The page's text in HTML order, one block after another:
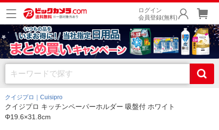
ログイン
会員登録(無料)
クイジプロ｜Cuisipro
クイジプロ キッチンペーパーホルダー 吸盤付 ホワイト
Φ19.6×31.8cm